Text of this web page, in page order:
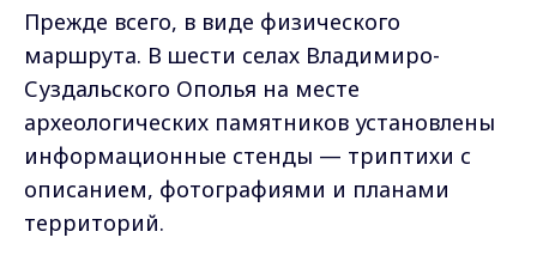
Прежде всего, в виде физического
маршрута. В шести селах Владимиро-
Суздальского Ополья на месте
археологических памятников установлены
информационные стенды — триптихи с
описанием, фотографиями и планами
территорий.